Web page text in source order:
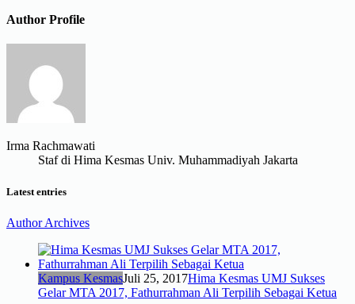
Author Profile
Irma Rachmawati
Staf di Hima Kesmas Univ. Muhammadiyah Jakarta
Latest entries
Author Archives
Kampus KesmasJuli 25, 2017Hima Kesmas UMJ Sukses
Gelar MTA 2017, Fathurrahman Ali Terpilih Sebagai Ketua